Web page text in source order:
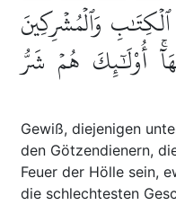
وَٱلۡمُشۡرِكِينَ
أُوْلَٰٓئِكَ هُمۡ شَرُّ
Gewiß, diejenigen
den Götzendienern,
Feuer der Hölle sein,
die schlechtesten